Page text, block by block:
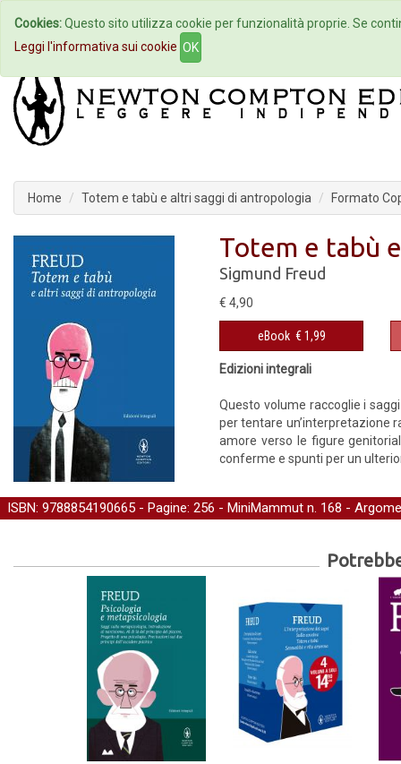
Home Autori Eventi
Home Totem e tabù e altri saggi di antropologia Formato
Totem e tabù
Sigmund Freud
€ 4,90
eBook € 1,99
Edizioni integrali
Questo volume raccoglie i
per tentare un’interpretazione
amore verso le figure
conferme e spunti per un
ISBN: 9788854190665 - Pagine: 256 - MiniMammut n. 168 -
Cookies:Questo sito utilizza cookie per funzionalità proprie. Se
Leggi l'informativa sui cookie OK